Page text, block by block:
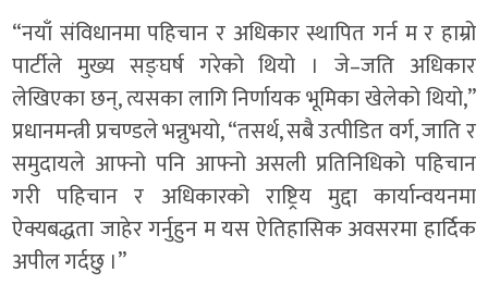
“नयाँ संविधानमा पहिचान र अधिकार स्थापित गर्न म र हाम्रो
पार्टीले मुख्य सङ्घर्ष गरेको थियो । जे–जति अधिकार
लेखिएका छन्, त्यसका लागि निर्णायक भूमिका खेलेको थियो,”
प्रधानमन्त्री प्रचण्डले भन्नुभयो, “तसर्थ, सबै उत्पीडित वर्ग, जाति र
समुदायले आफ्नो पनि आफ्नो असली प्रतिनिधिको पहिचान
गरी पहिचान र अधिकारको राष्ट्रिय मुद्दा कार्यान्वयनमा
ऐक्यबद्धता जाहेर गर्नुहुन म यस ऐतिहासिक अवसरमा हार्दिक
अपील गर्दछु ।”